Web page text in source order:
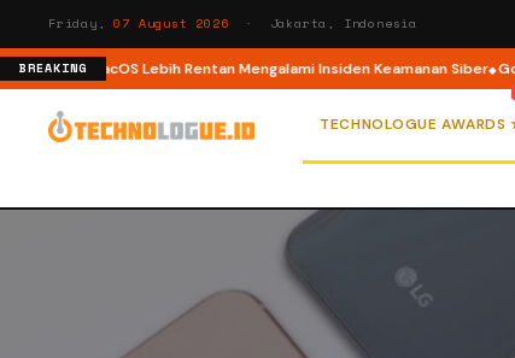
Friday,07 August 2026 · Jakarta, Indonesia
BREAKING
macOS Lebih Rentan Mengalami Insiden Keamanan Siber Google
TECHNOLOGUE AWARDS